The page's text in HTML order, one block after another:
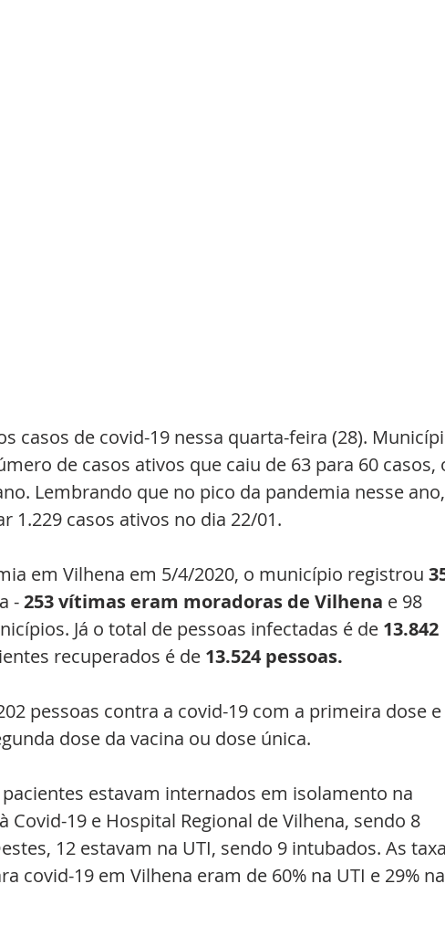
casos de covid-19 nessa quarta-feira (28).
de casos ativos que caiu de 63 para 60 casos,
Lembrando que no pico da pandemia nesse
1.229 casos ativos no dia 22/01.
em Vilhena em 5/4/2020, o município registrou
- 253 vítimas eram moradoras de Vilhena e 98
Já o total de pessoas infectadas é de 13.842
recuperados é de 13.524 pessoas.
pessoas contra a covid-19 com a primeira dose e
dose da vacina ou dose única.
estavam internados em isolamento na
Covid-19 e Hospital Regional de Vilhena, sendo 8
12 estavam na UTI, sendo 9 intubados. As
covid-19 em Vilhena eram de 60% na UTI e 29%